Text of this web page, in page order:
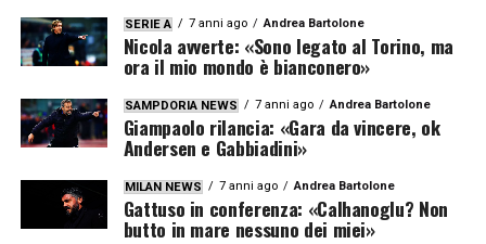
SERIE A 7 anni ago Andrea Bartolone
Nicola avverte: «Sono legato al Torino, ma
ora il mio mondo è bianconero»
SAMPDORIA NEWS 7 anni ago Andrea Bartolone
Giampaolo rilancia: «Gara da vincere, ok
Andersen e Gabbiadini»
MILAN NEWS 7 anni ago Andrea Bartolone
Gattuso in conferenza: «Calhanoglu? Non
butto in mare nessuno dei miei»